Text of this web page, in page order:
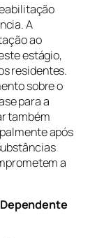
A
ao
estágio,
residentes.
sobre o
para a
também
após
a